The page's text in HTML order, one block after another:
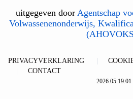
uitgegeven door Agentschap
Volwassenenonderwijs,
PRIVACYVERKLARING
CONTACT
2026.05.19.01